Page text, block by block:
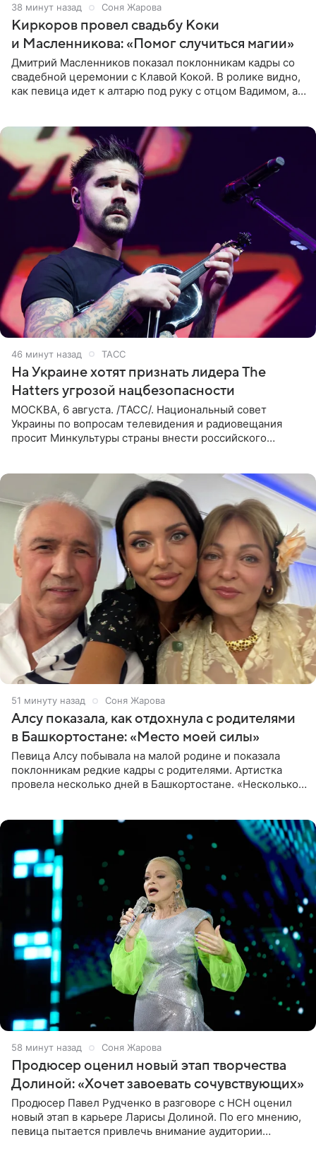
38 минут назад Соня Жарова
Киркоров провел свадьбу Коки
и Масленникова: «Помог случиться магии»
Дмитрий Масленников показал поклонникам кадры со
свадебной церемонии с Клавой Кокой. В ролике видно,
как певица идет к алтарю под руку с отцом Вадимом, а у
46 минут назад ТАСС
На Украине хотят признать лидера The
Hatters угрозой нацбезопасности
МОСКВА, 6 августа. /ТАСС/. Национальный совет
Украины по вопросам телевидения и радиовещания
просит Минкультуры страны внести российского
51 минуту назад Соня Жарова
Алсу показала, как отдохнула с родителями
в Башкортостане: «Место моей силы»
Певица Алсу побывала на малой родине и показала
поклонникам редкие кадры с родителями. Артистка
провела несколько дней в Башкортостане. «Несколько
58 минут назад Соня Жарова
Продюсер оценил новый этап творчества
Долиной: «Хочет завоевать сочувствующих»
Продюсер Павел Рудченко в разговоре с НСН оценил
новый этап в карьере Ларисы Долиной. По его мнению,
певица пытается привлечь внимание аудитории